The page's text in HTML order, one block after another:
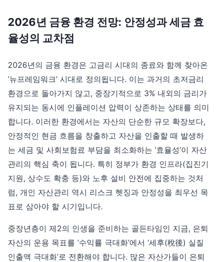
2026년 금융 환경 전망: 안정성과 세금 효
율성의 교차점
2026년의 금융 환경은 고금리 시대의 종료와 함께 찾아온
‘뉴프레임워크’ 시대로 정의됩니다. 이는 과거의 초저금리
환경으로 돌아가지 않고, 중장기적으로 3% 내외의 금리가
유지되는 동시에 인플레이션 압력이 상존하는 상태를 의미
합니다. 이러한 환경에서는 자산의 단순한 규모 확장보다,
안정적인 현금 흐름을 창출하고 자산을 인출할 때 발생하
는 세금 및 사회보험료 부담을 최소화하는 ‘효율성’이 자산
관리의 핵심 축이 됩니다. 특히 정부가 환경 인프라(집진기
지원, 상수도 확충 등)와 노후 설비 안전에 집중하는 것처
럼, 개인 자산관리 역시 리스크 헷징과 안정성을 최우선 목
표로 삼아야 할 시기입니다.
중장년층이 제2의 인생을 준비하는 골든타임인 지금, 은퇴
자산의 운용 목표를 ‘수익률 극대화’에서 ‘세후(稅後) 실질
인출액 극대화’로 전환해야 합니다. 많은 자산가들이 은퇴